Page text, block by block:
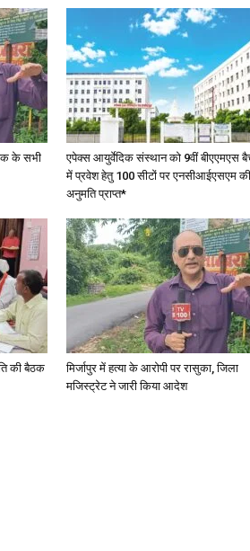
Hindi,
Today
Hindi
News
के सभी
एपेक्स आयुर्वेदिक संस्थान को 9वीं बीएएमएस
में प्रवेश हेतु 100 सीटों पर एनसीआईएसएम की
अनुमति प्राप्त*
की बैठक
मिर्जापुर में हत्या के आरोपी पर रासुका, जिला
मजिस्ट्रेट ने जारी किया आदेश